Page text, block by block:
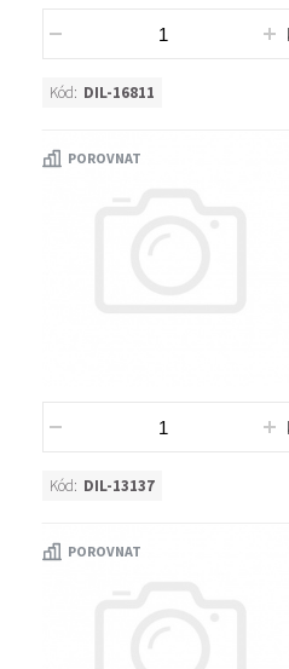
Kód: DIL-16811
POROVNAT
Kód: DIL-13137
POROVNAT